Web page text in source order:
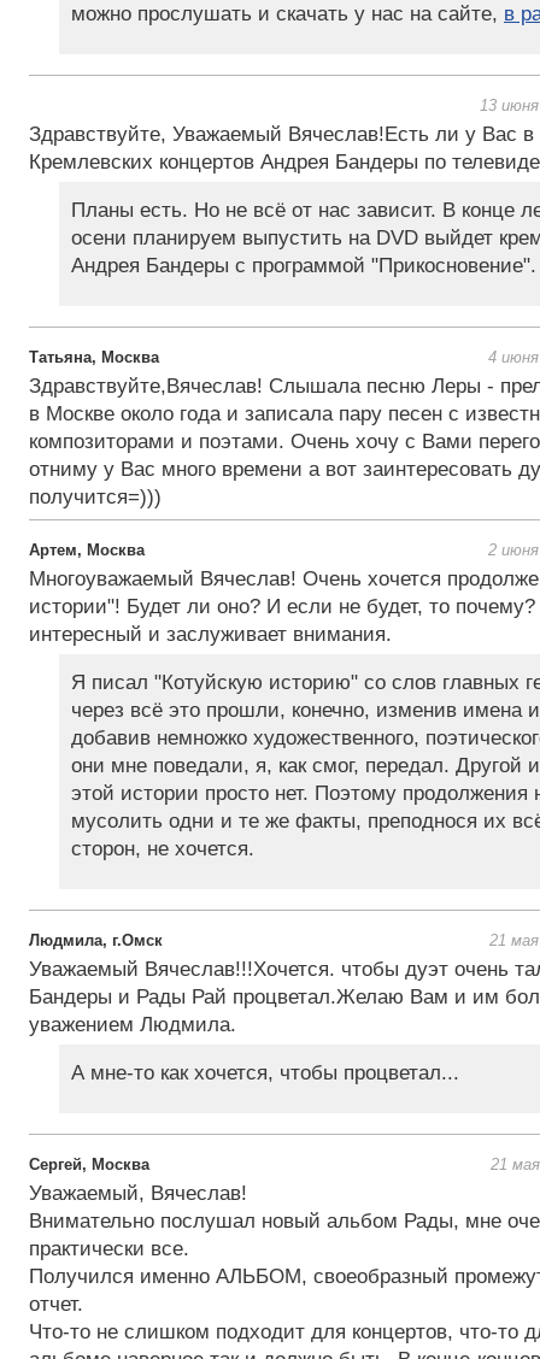
можно прослушать и скачать у нас на сайте, в
13
Здравствуйте, Уважаемый Вячеслав!Есть ли у Вас в
Кремлевских концертов Андрея Бандеры по
Планы есть. Но не всё от нас зависит. В конце
осени планируем выпустить на DVD выйдет
Андрея Бандеры с программой "Прикосновение".
Татьяна, Москва 4
Здравствуйте,Вячеслав! Слышала песню Леры -
в Москве около года и записала пару песен с
композиторами и поэтами. Очень хочу с Вами
отниму у Вас много времени а вот заинтересовать
получится=)))
Артем, Москва 2
Многоуважаемый Вячеслав! Очень хочется
истории"! Будет ли оно? И если не будет, то почему?
интересный и заслуживает внимания.
Я писал "Котуйскую историю" со слов главных
через всё это прошли, конечно, изменив имена
добавив немножко художественного,
они мне поведали, я, как смог, передал. Другой
этой истории просто нет. Поэтому продолжения
мусолить одни и те же факты, преподнося их
сторон, не хочется.
Людмила, г.Омск 21
Уважаемый Вячеслав!!!Хочется. чтобы дуэт очень
Бандеры и Рады Рай процветал.Желаю Вам и им
уважением Людмила.
А мне-то как хочется, чтобы процветал...
Сергей, Москва 21
Уважаемый, Вячеслав!
Внимательно послушал новый альбом Рады, мне
практически все.
Получился именно АЛЬБОМ, своеобразный
отчет.
Что-то не слишком подходит для концертов, что-то